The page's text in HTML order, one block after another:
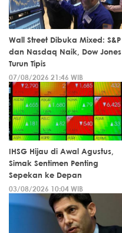
Wall Street Dibuka Mixed: S&P
dan Nasdaq Naik, Dow Jones
Turun Tipis
07/08/2026 21:46 WIB
IHSG Hijau di Awal Agustus,
Simak Sentimen Penting
Sepekan ke Depan
03/08/2026 10:04 WIB